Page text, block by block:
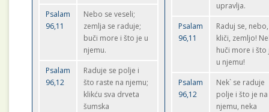
Psalam
96,11
Nebo se veseli;
zemlja se raduje;
buči more i što je u
njemu.
Psalam
96,12
Raduje se polje i
što raste na njemu;
klikću sva drveta
šumska
upravlja.
Psalam
96,11
Raduj se,
kliči, zemljo!
huči more i što
u njemu!
Psalam
96,12
Nek` se raduje
polje i što je na
njemu, neka